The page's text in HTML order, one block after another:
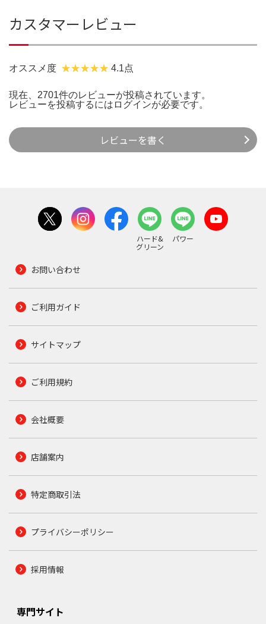
カスタマーレビュー
オススメ度 4.1点
現在、2701件のレビューが投稿されています。
レビューを投稿するには ログインが必要です。
レビューを書く
ハード&
グリーン
パワー
お問い合わせ
ご利用ガイド
サイトマップ
ご利用規約
会社概要
店舗案内
特定商取引法
プライバシーポリシー
採用情報
専門サイト